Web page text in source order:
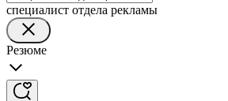
специалист отдела рекламы
Резюме